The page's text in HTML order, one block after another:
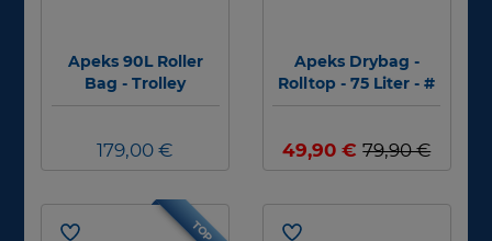
Apeks 90L Roller
Bag - Trolley
179,00 €
Apeks Drybag -
Rolltop - 75 Liter - #
49,90 €79,90 €
TOP